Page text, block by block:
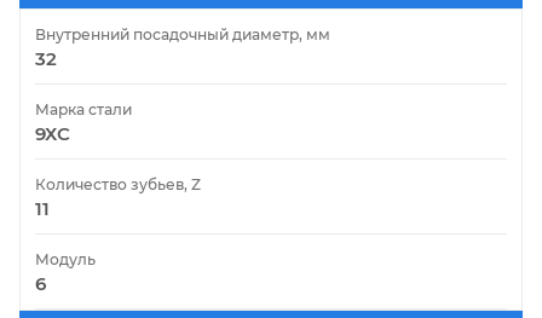
Внутренний посадочный диаметр, мм
32
Марка стали
9ХС
Количество зубьев, Z
11
Модуль
6